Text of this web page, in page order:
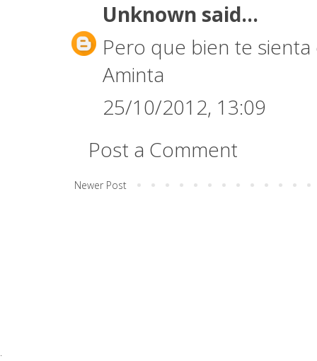
Unknown said...
Pero que bien te
Aminta
25/10/2012, 13:09
Post a Comment
Newer Post
.